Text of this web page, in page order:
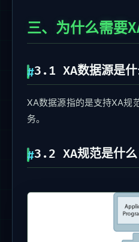
三、为什么需要
3.1 XA数据源是
XA数据源指的是支持XA规
务。
3.2 XA规范是什么